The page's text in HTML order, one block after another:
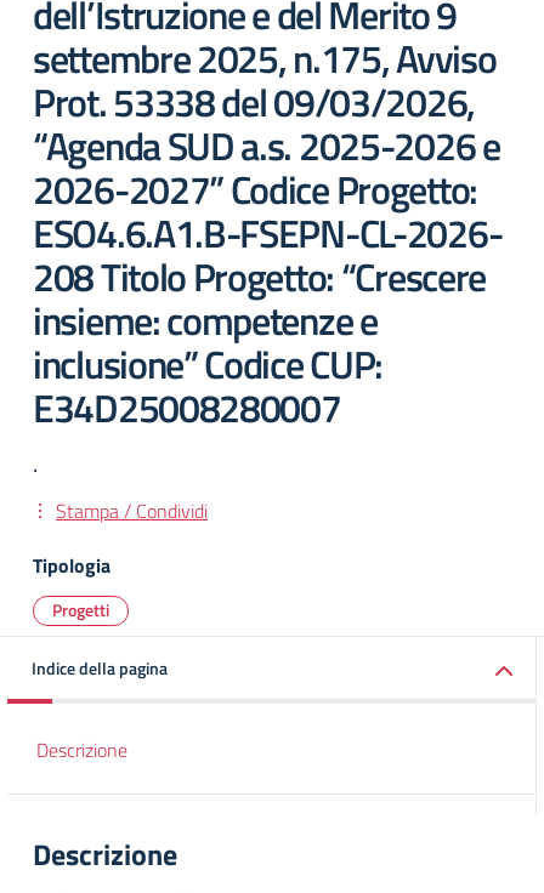
dell’Istruzione e del Merito 9
settembre 2025, n.175, Avviso
Prot. 53338 del 09/03/2026,
“Agenda SUD a.s. 2025-2026 e
2026-2027” Codice Progetto:
ESO4.6.A1.B-FSEPN-CL-2026-
208 Titolo Progetto: “Crescere
insieme: competenze e
inclusione” Codice CUP:
E34D25008280007
.
Stampa / Condividi
Tipologia
Progetti
Indice della pagina
Descrizione
Descrizione